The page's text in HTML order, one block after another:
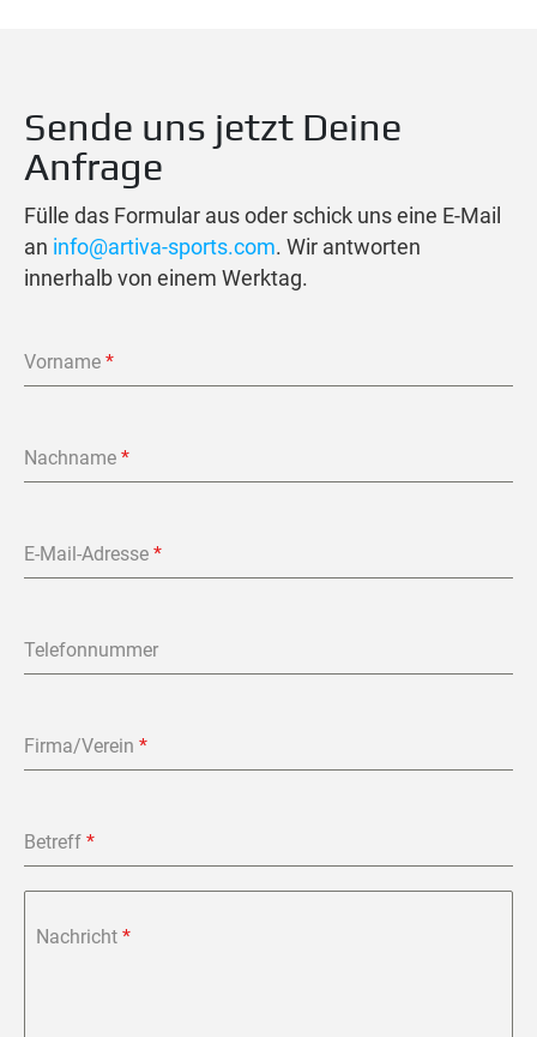
Sende uns jetzt Deine
Anfrage
Fülle das Formular aus oder schick uns eine E-Mail
an info@artiva-sports.com. Wir antworten
innerhalb von einem Werktag.
Vorname *
Nachname *
E-Mail-Adresse *
Telefonnummer
Firma/Verein *
Betreff *
Nachricht *